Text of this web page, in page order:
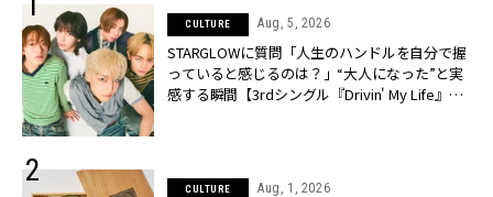
CULTURE Aug, 5, 2026
STARGLOWに質問「人生のハンドルを自分で握
っていると感じるのは？」“大️人になった”と実
感する瞬間【3rdシングル『Drivin' My Life』発
CULTURE Aug, 1, 2026